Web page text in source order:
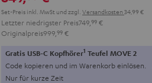
Set-Preis inkl. MwSt und zzgl. Versandkosten 34,99 €
Letzter niedrigster Preis749, 99 €
Originalpreis999, 99 €
Gratis USB-C Kopfhörer1 Teufel MOVE 2
Code kopieren und im Warenkorb einlösen.
Nur für kurze Zeit